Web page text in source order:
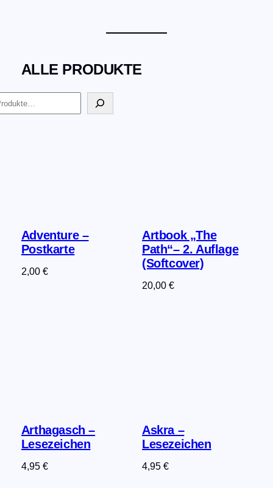
ALLE PRODUKTE
Adventure –
Postkarte
2,00 €
Artbook „The
Path“– 2. Auflage
(Softcover)
20,00€
Arthagasch –
Lesezeichen
4,95 €
Askra –
Lesezeichen
4,95€